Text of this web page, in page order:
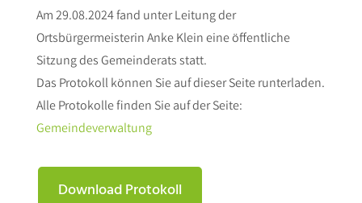
Am 29.08.2024 fand unter Leitung der
Ortsbürgermeisterin Anke Klein eine öffentliche
Sitzung des Gemeinderats statt.
Das Protokoll können Sie auf dieser Seite runterladen.
Alle Protokolle finden Sie auf der Seite:
Gemeindeverwaltung
Download Protokoll